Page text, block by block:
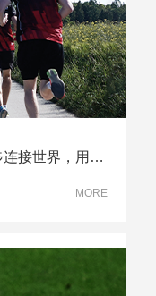
ZwickRoell全球公益跑｜用脚步连接世界，用行动传递爱心
MORE